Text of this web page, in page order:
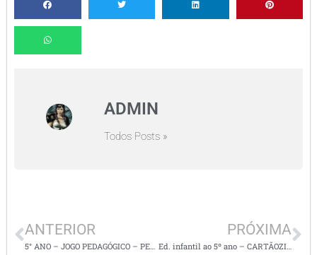
ADMIN
Todos Posts »
ANTERIOR PRÓXIMA
Ed. infantil ao 5º ano – CARTÃOZINHO DO DIA DOS PAIS SUPER FOFO